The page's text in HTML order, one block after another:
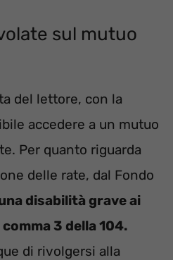
sul mutuo
del lettore, con la
accedere a un mutuo
Per quanto riguarda
delle rate, dal Fondo
disabilità grave ai
3 della 104.
di rivolgersi alla